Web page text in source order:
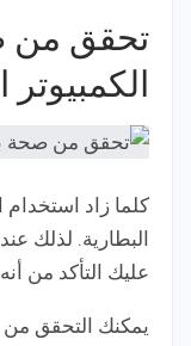
تحقق من
كلما زاد
البطارية. لذلك
عليك التأكد من
يمكنك التحقق